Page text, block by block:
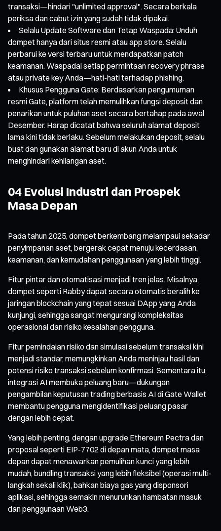
transaksi—hindari "unlimited approval". Secara berkala
periksa dan cabut izin yang sudah tidak dipakai.
Selalu Update Software dan Tetap Waspada: Unduh
dompet hanya dari situs resmi atau app store. Selalu
perbarui ke versi terbaru untuk mendapatkan patch
keamanan. Waspadai setiap permintaan recovery phrase
atau private key Anda—hati-hati terhadap phishing.
Khusus Pengguna Gate: Berdasarkan pengumuman
resmi Gate, platform telah memulihkan fungsi deposit dan
penarikan untuk puluhan aset secara bertahap pada awal
Desember. Harap dicatat bahwa seluruh alamat deposit
lama kini tidak berlaku. Sebelum melakukan deposit, selalu
buat dan gunakan alamat baru di akun Anda untuk
menghindari kehilangan aset.
04 Evolusi Industri dan Prospek
Masa Depan
Pada tahun 2025, dompet berkembang melampaui sekadar
penyimpanan aset, bergerak cepat menuju kecerdasan,
keamanan, dan kemudahan penggunaan yang lebih tinggi.
Fitur pintar dan otomatisasi menjadi tren jelas. Misalnya,
dompet seperti Rabby dapat secara otomatis beralih ke
jaringan blockchain yang tepat sesuai DApp yang Anda
kunjungi, sehingga sangat mengurangi kompleksitas
operasional dan risiko kesalahan pengguna.
Fitur pemindaian risiko dan simulasi sebelum transaksi kini
menjadi standar, memungkinkan Anda meninjau hasil dan
potensi risiko transaksi sebelum konfirmasi. Sementara itu,
integrasi AI membuka peluang baru—dukungan
pengambilan keputusan trading berbasis AI di Gate Wallet
membantu pengguna mengidentifikasi peluang pasar
dengan lebih cepat.
Yang lebih penting, dengan upgrade Ethereum Pectra dan
proposal seperti EIP-7702 di depan mata, dompet masa
depan dapat menawarkan pemulihan kunci yang lebih
mudah, bundling transaksi yang lebih fleksibel (operasi multi-
langkah sekali klik), bahkan biaya gas yang disponsori
aplikasi, sehingga semakin menurunkan hambatan masuk
dan penggunaan Web3.